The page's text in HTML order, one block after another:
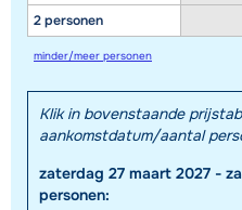
2 personen
minder/meer personen
Klik in bovenstaande
aankomstdatum/aantal
zaterdag 27 maart 2027 -
personen: